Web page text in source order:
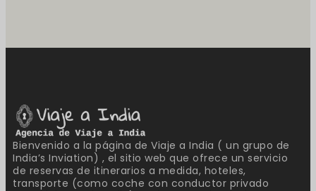
Bienvenido a la página de Viaje a India ( un grupo de
India’s Inviation) , el sitio web que ofrece un servicio
de reservas de itinerarios a medida, hoteles,
transporte (como coche con conductor privado